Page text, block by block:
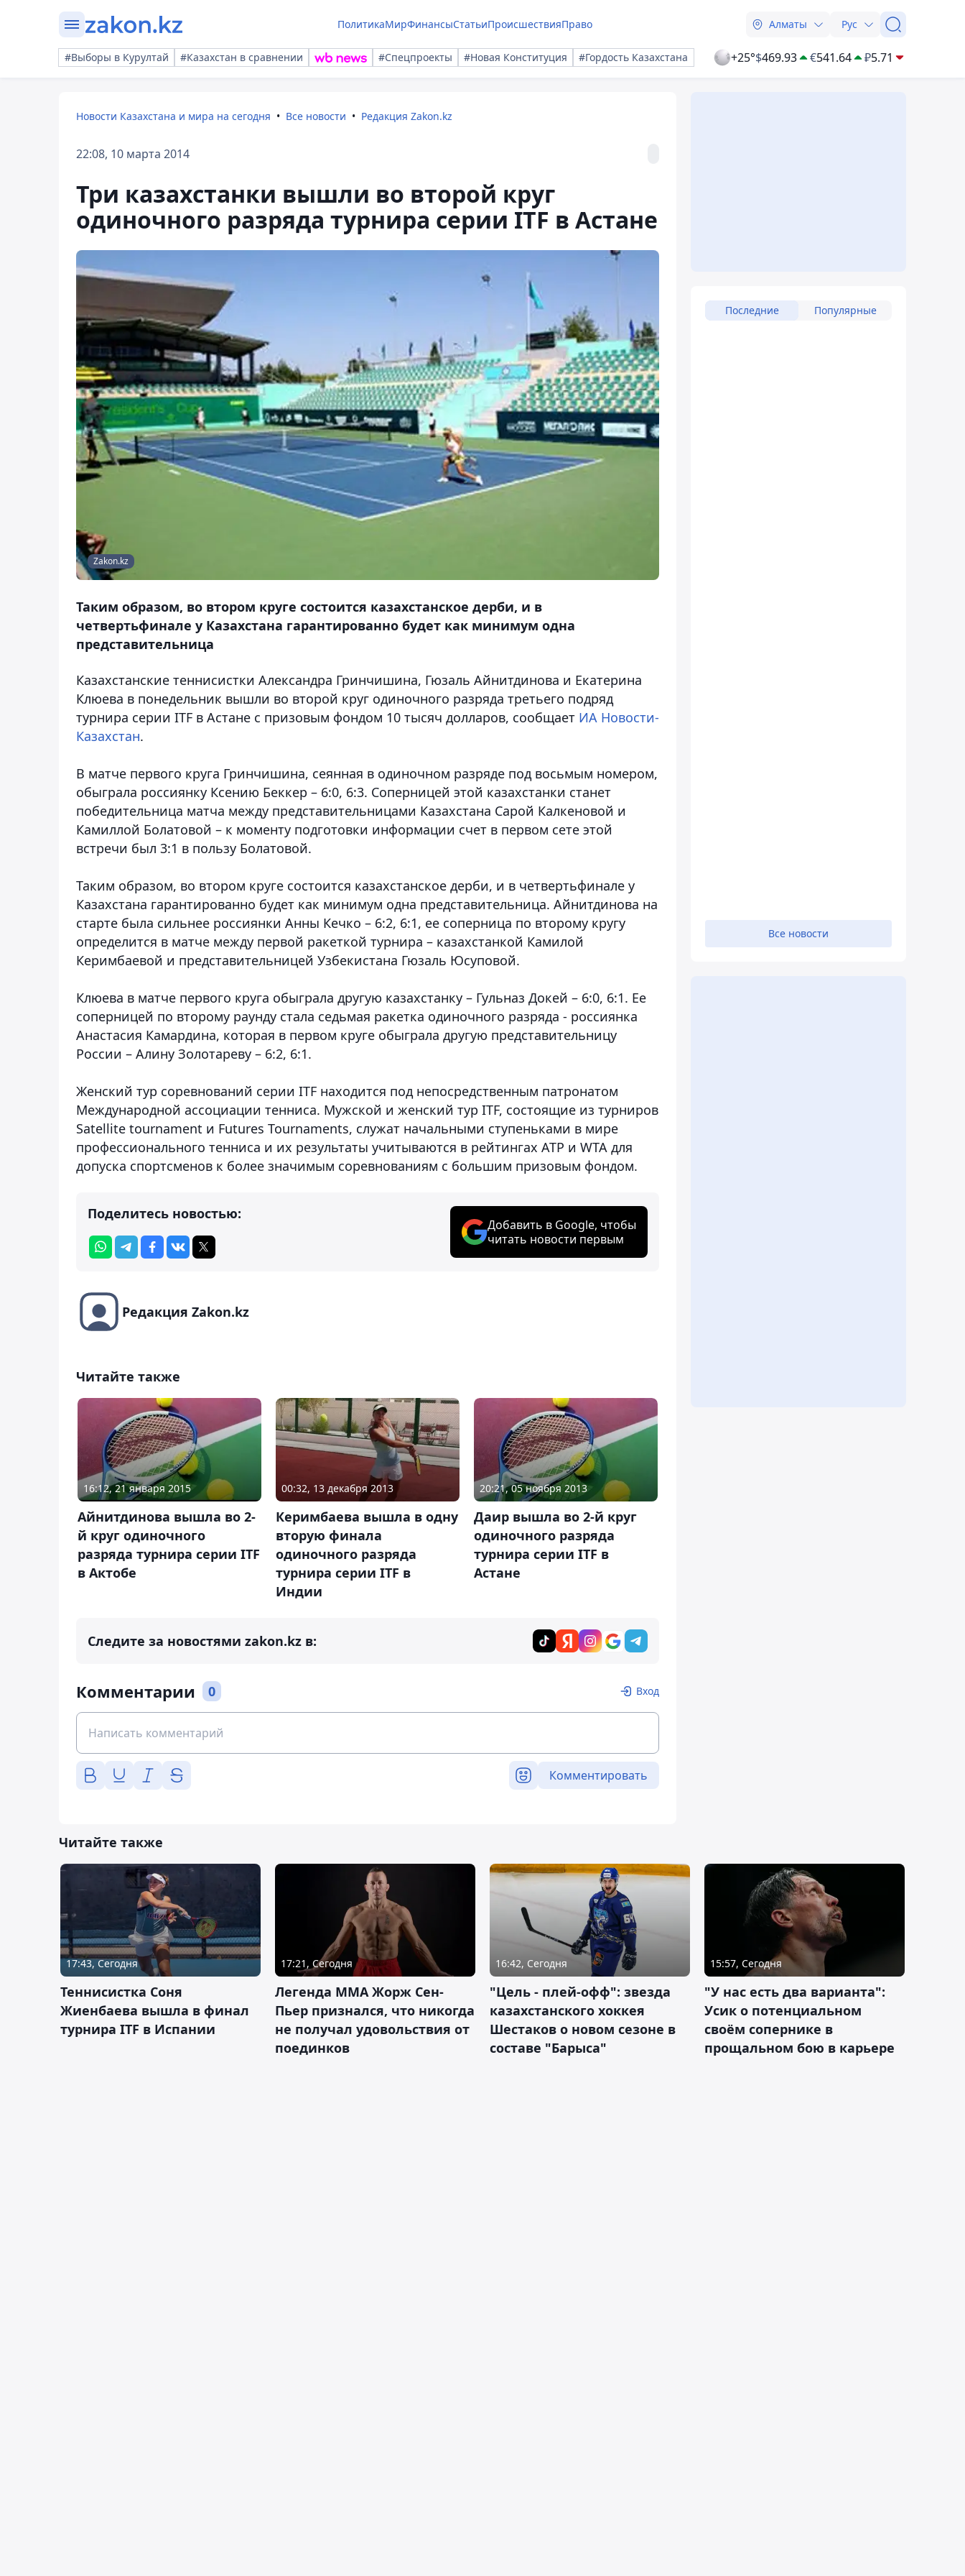
ПолитикаМирФинансыСтатьиПроисшествияПраво Алматы Рус
#Выборы в Курултай #Казахстан в сравнении #Спецпроекты #Новая Конституция #Гордость Казахстана +25°$469.93 €541.64 ₽5.71
Новости Казахстана и мира на сегодня Все новости Редакция Zakon.kz
22:08, 10 марта 2014
Три казахстанки вышли во второй круг
одиночного разряда турнира серии ITF в Астане
Zakon.kz
Таким образом, во втором круге состоится казахстанское дерби, и в
четвертьфинале у Казахстана гарантированно будет как минимум одна
представительница
Казахстанские теннисистки Александра Гринчишина, Гюзаль Айнитдинова и Екатерина
Клюева в понедельник вышли во второй круг одиночного разряда третьего подряд
турнира серии ITF в Астане с призовым фондом 10 тысяч долларов, сообщает ИА Новости-
Казахстан.
В матче первого круга Гринчишина, сеянная в одиночном разряде под восьмым номером,
обыграла россиянку Ксению Беккер – 6:0, 6:3. Соперницей этой казахстанки станет
победительница матча между представительницами Казахстана Сарой Калкеновой и
Камиллой Болатовой – к моменту подготовки информации счет в первом сете этой
встречи был 3:1 в пользу Болатовой.
Таким образом, во втором круге состоится казахстанское дерби, и в четвертьфинале у
Казахстана гарантированно будет как минимум одна представительница. Айнитдинова на
старте была сильнее россиянки Анны Кечко – 6:2, 6:1, ее соперница по второму кругу
определится в матче между первой ракеткой турнира – казахстанкой Камилой
Керимбаевой и представительницей Узбекистана Гюзаль Юсуповой.
Клюева в матче первого круга обыграла другую казахстанку – Гульназ Докей – 6:0, 6:1. Ее
соперницей по второму раунду стала седьмая ракетка одиночного разряда - россиянка
Анастасия Камардина, которая в первом круге обыграла другую представительницу
России – Алину Золотареву – 6:2, 6:1.
Женский тур соревнований серии ITF находится под непосредственным патронатом
Международной ассоциации тенниса. Мужской и женский тур ITF, состоящие из турниров
Satellite tournament и Futures Tournaments, служат начальными ступеньками в мире
профессионального тенниса и их результаты учитываются в рейтингах ATP и WTA для
допуска спортсменов к более значимым соревнованиям с большим призовым фондом.
Поделитесь новостью:
Добавить в Google, чтобы
читать новости первым
Редакция Zakon.kz
Читайте также
16:12, 21 января 2015
Айнитдинова вышла во 2-
й круг одиночного
разряда турнира серии ITF
в Актобе
00:32, 13 декабря 2013
Керимбаева вышла в одну
вторую финала
одиночного разряда
турнира серии ITF в
Индии
20:21, 05 ноября 2013
Даир вышла во 2-й круг
одиночного разряда
турнира серии ITF в
Астане
Следите за новостями zakon.kz в:
Комментарии 0 Вход
Комментировать
Последние Популярные
Все новости
Читайте также
17:43, Сегодня
Теннисистка Соня
Жиенбаева вышла в финал
турнира ITF в Испании
17:21, Сегодня
Легенда ММА Жорж Сен-
Пьер признался, что никогда
не получал удовольствия от
поединков
16:42, Сегодня
"Цель - плей-офф": звезда
казахстанского хоккея
Шестаков о новом сезоне в
составе "Барыса"
15:57, Сегодня
"У нас есть два варианта":
Усик о потенциальном
своём сопернике в
прощальном бою в карьере